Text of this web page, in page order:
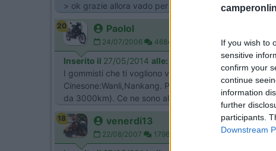
If you wish to
sensitive
confirm your
continue
information
further
participants.
Downstream
> ok grazie allora vado per bridgeston perche mi
20 Paolol
24/07/2006 4684
Inserito il 27/05/2014 alle:
I gommisti che ti vogliono vendere quei due marchi ti
Cinesone:Wanli,Nankang. Personalmente mi sono
da 3000km). Ce ne sono altre,ma non le michelin e le
18 venerdi13
22/08/2007 1796